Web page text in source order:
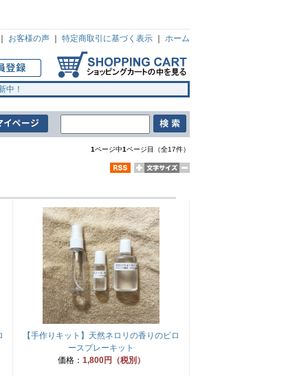
お客様の声 特定商取引に基づく表示 ホーム
中！
1ページ中1ページ目（全17件）
【手作りキット】天然ネロリの香りのピロ
ースプレーキット
価格： 1,800円（税別）